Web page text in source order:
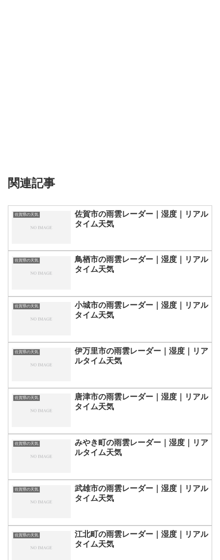
関連記事
佐賀県の天気
佐賀市の雨雲レーダー｜湿度｜リアル
タイム天気
佐賀県の天気
鳥栖市の雨雲レーダー｜湿度｜リアル
タイム天気
佐賀県の天気
小城市の雨雲レーダー｜湿度｜リアル
タイム天気
佐賀県の天気
伊万里市の雨雲レーダー｜湿度｜リア
ルタイム天気
佐賀県の天気
唐津市の雨雲レーダー｜湿度｜リアル
タイム天気
佐賀県の天気
みやき町の雨雲レーダー｜湿度｜リア
ルタイム天気
佐賀県の天気
武雄市の雨雲レーダー｜湿度｜リアル
タイム天気
佐賀県の天気
江北町の雨雲レーダー｜湿度｜リアル
タイム天気